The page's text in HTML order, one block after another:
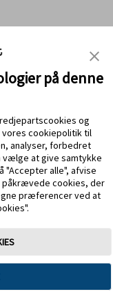
på denne
og
cookiepolitik til
analyser, forbedret
vælge at give samtykke
"Accepter alle", afvise
påkrævede cookies, der
præferencer ved at